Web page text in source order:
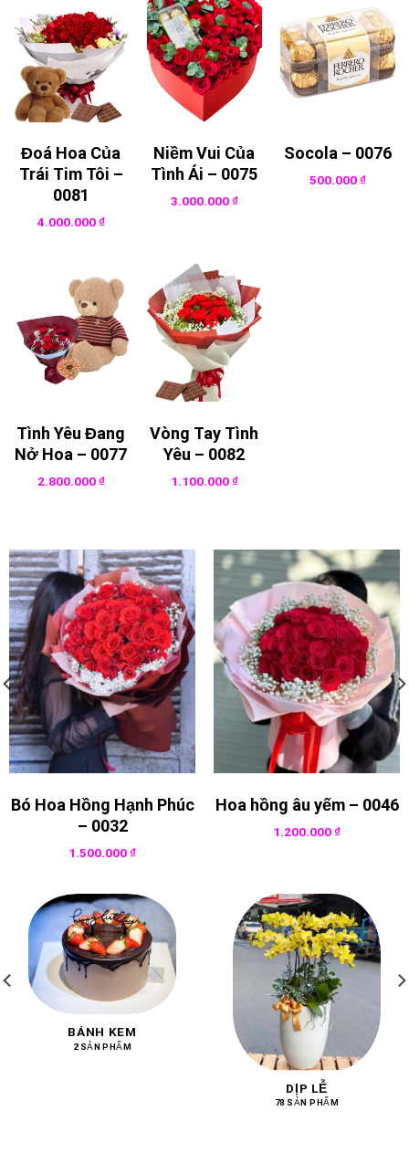
Đoá Hoa Của
Trái Tim Tôi –
0081
4.000.000₫
Niềm Vui Của
Tình Ái – 0075
3.000.000₫
Socola – 0076
500.000₫
Tình Yêu Đang
Nở Hoa – 0077
2.800.000₫
Vòng Tay Tình
Yêu – 0082
1.100.000₫
Bó Hoa Hồng Hạnh Phúc
– 0032
1.500.000₫
Hoa hồng âu yếm – 0046
1.200.000₫
BÁNH KEM
2 SẢN PHẨM
DỊP LỄ
78 SẢN PHẨM